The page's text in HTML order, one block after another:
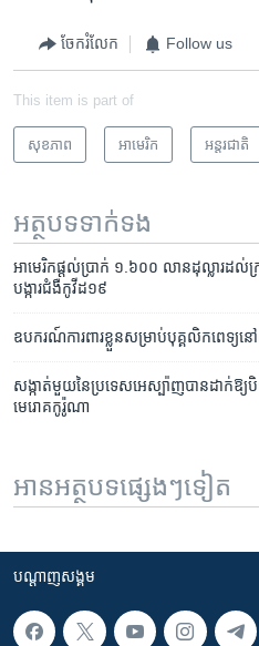
ចែករំលែក Follow us
This item is part of
សុខភាព អាមេរិក​ អន្តរជាតិ
អត្ថបទ​ទាក់ទង
អាមេរិក​ផ្ដល់​ប្រាក់ ១.៦០០ លាន​ដុល្លារ​ដ
បង្ការ​ជំងឺ​កូវីដ១៩
ឧបករណ៍​ការពារ​ខ្លួន​សម្រាប់​បុគ្គលិក​ពេទ្យ​​
សង្កាត់​មួយ​នៃ​ប្រទេស​អេស្ប៉ាញ​បាន​ដាក់​ឱ្
មេរោគ​កូរ៉ូណា
អានអត្ថបទផ្សេងៗទៀត
បណ្តាញ​សង្គម